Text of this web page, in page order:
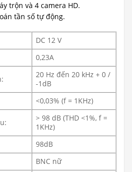
trộn và 4 camera HD.
tần số tự động.
DC 12 V
0,23A
20 Hz đến 20 kHz + 0 /
-1dB
<0,03% (f = 1KHz)
> 98 dB (THD <1%, f =
1KHz)
98dB
BNC nữ